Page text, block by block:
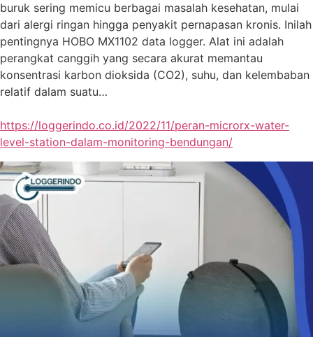
buruk sering memicu berbagai masalah kesehatan, mulai
dari alergi ringan hingga penyakit pernapasan kronis. Inilah
pentingnya HOBO MX1102 data logger. Alat ini adalah
perangkat canggih yang secara akurat memantau
konsentrasi karbon dioksida (CO2), suhu, dan kelembaban
relatif dalam suatu…
https://loggerindo.co.id/2022/11/peran-microrx-water-
level-station-dalam-monitoring-bendungan/